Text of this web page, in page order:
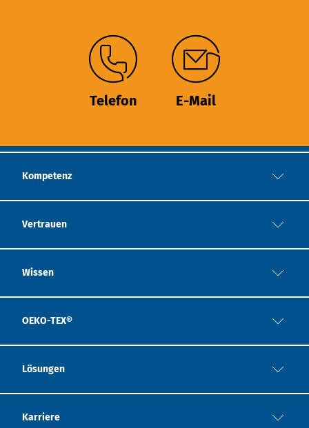
Telefon E-Mail
Kompetenz
Vertrauen
Wissen
OEKO-TEX®
Lösungen
Karriere